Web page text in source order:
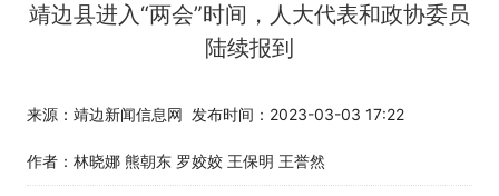
靖边县进入“两会”时间，人大代表和政协委员
陆续报到
来源：靖边新闻信息网 发布时间：2023-03-03 17:22
作者：林晓娜 熊朝东 罗姣姣 王保明 王誉然